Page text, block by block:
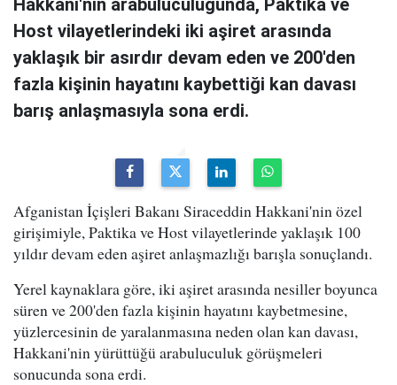
Hakkani'nin arabuluculuğunda, Paktika ve
Host vilayetlerindeki iki aşiret arasında
yaklaşık bir asırdır devam eden ve 200'den
fazla kişinin hayatını kaybettiği kan davası
barış anlaşmasıyla sona erdi.
Afganistan İçişleri Bakanı Siraceddin Hakkani'nin özel
girişimiyle, Paktika ve Host vilayetlerinde yaklaşık 100
yıldır devam eden aşiret anlaşmazlığı barışla sonuçlandı.
Yerel kaynaklara göre, iki aşiret arasında nesiller boyunca
süren ve 200'den fazla kişinin hayatını kaybetmesine,
yüzlercesinin de yaralanmasına neden olan kan davası,
Hakkani'nin yürüttüğü arabuluculuk görüşmeleri
sonucunda sona erdi.